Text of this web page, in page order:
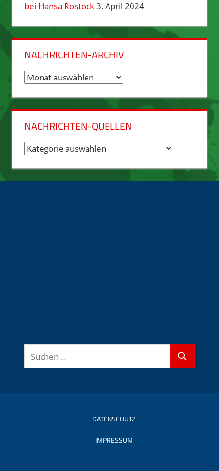
bei Hansa Rostock3. April 2024
NACHRICHTEN-ARCHIV
Nachrichten-
NACHRICHTEN-QUELLEN
Nachrichten-
Suchen
nach:
Suchen
DATENSCHUTZ
IMPRESSUM